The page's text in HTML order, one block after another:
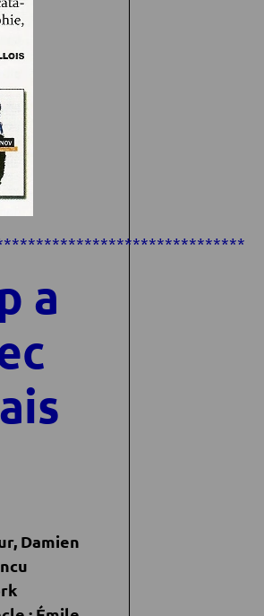
a
Damien